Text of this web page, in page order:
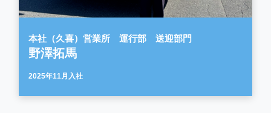
本社（久喜）営業所 運行部 送迎部門
野澤拓馬
2025年11月入社